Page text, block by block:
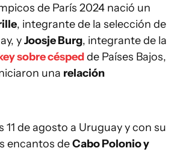
de París 2024 nació un
, integrante de la selección de
yJoosje Burg, integrante de la
sobre céspedde Países Bajos,
una relación
11 de agosto a Uruguay y con su
encantos deCabo Polonio y